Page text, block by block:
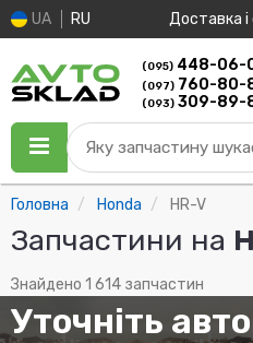
UA RU Доставка
(095) 448-06-
(097) 760-80-
(093) 309-89-
Яку запчастину
Головна Honda HR-V
Запчастини на
Знайдено 1 614 запчастин
Уточніть